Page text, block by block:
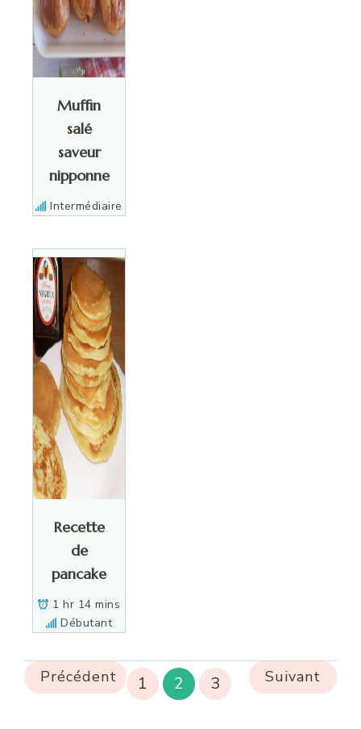
Muffin
salé
saveur
nipponne
Intermédiaire
Recette
de
pancake
1 hr 14 mins
Débutant
Précédent 1 2 3 Suivant